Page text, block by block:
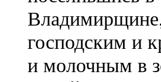
господским и
и молочным в